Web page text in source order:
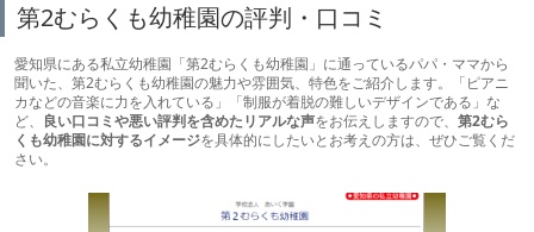
第2むらくも幼稚園の評判・口コミ
愛知県にある私立幼稚園「第2むらくも幼稚園」に通っているパパ・ママから
聞いた、第2むらくも幼稚園の魅力や雰囲気、特色をご紹介します。「ピアニ
カなどの音楽に力を入れている」「制服が着脱の難しいデザインである」な
ど、
良い口コミや悪い評判を含めたリアルな声をお伝えしますので、 第2むら
くも幼稚園に対するイメージを具体的にしたいとお考えの方は、ぜひご覧くだ
さい。